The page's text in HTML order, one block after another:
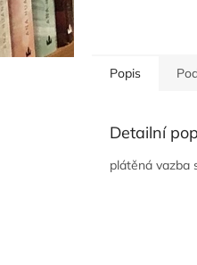
Popis
Detailní
plátěná vazba